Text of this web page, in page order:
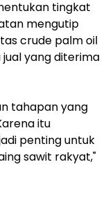
tingkat
mengutip
crude palm oil
yang diterima
tahapan yang
itu
penting untuk
sawit rakyat,"